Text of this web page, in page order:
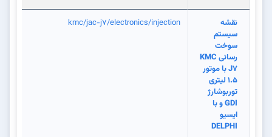
نقشه
سیستم
سوخت
رسانی KMC
J7 با موتور
1.5 لیتری
توربوشارژ
GDI و با
ایسیو
DELPHI
kmc/jac-j7/electronics/injection